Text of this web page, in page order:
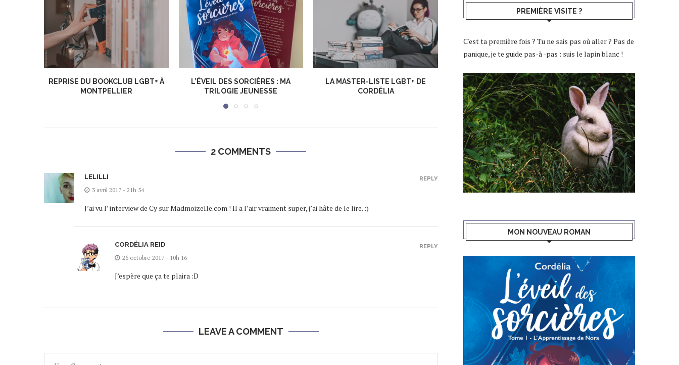
REPRISE DU BOOKCLUB LGBT+ À
MONTPELLIER
L’ÉVEIL DES SORCIÈRES : MA
TRILOGIE JEUNESSE
LA MASTER-LISTE LGBT+ DE
CORDÉLIA
J’AI TESTÉ IZNEO POUR LIRE DES
BDS, MANGAS...
J’AI TESTÉ L’ÉCOLE
CÉCILE
2 COMMENTS
LELILLI
3 avril 2017 - 21h 54
J’ai vu l’ interview de Cy sur Madmoizelle.com ! Il a l’air vraiment super, j’ai hâte de le lire. :)
REPLY
CORDÉLIA REID
26 octobre 2017 - 10h 16
J’espère que ça te plaira :D
REPLY
LEAVE A COMMENT
PREMIÈRE VISITE ?
C'est ta première fois ? Tu ne sais pas où aller ? Pas de
panique, je te guide pas-à -pas : suis le lapin blanc !
MON NOUVEAU ROMAN